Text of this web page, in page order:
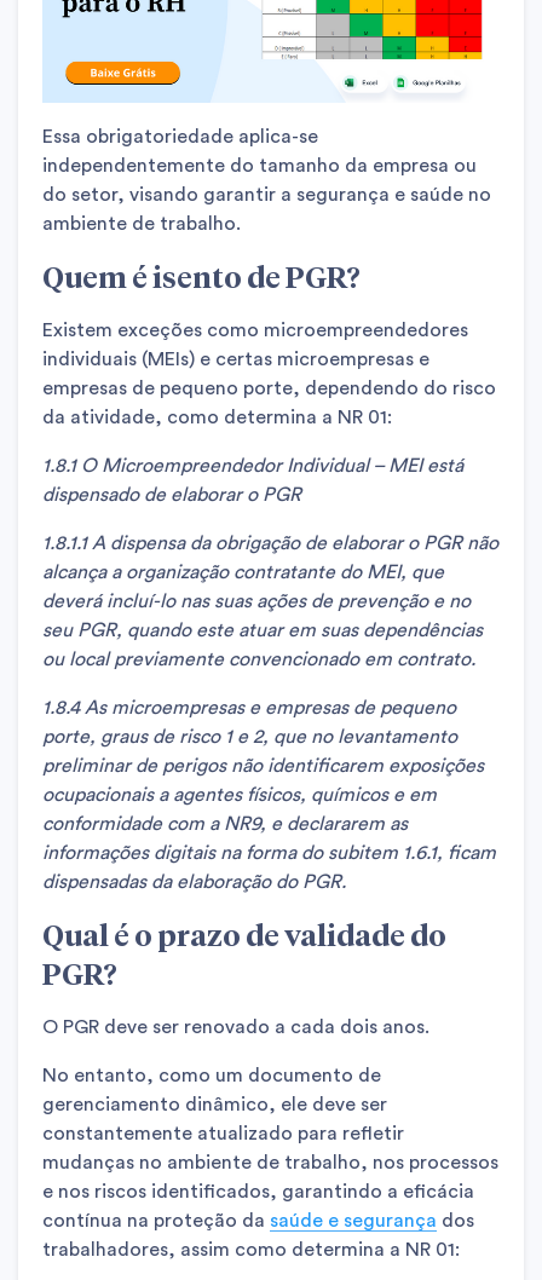
Essa obrigatoriedade aplica-se
independentemente do tamanho da empresa ou
do setor, visando garantir a segurança e saúde no
ambiente de trabalho.
Quem é isento de PGR?
Existem exceções como microempreendedores
individuais (MEIs) e certas microempresas e
empresas de pequeno porte, dependendo do risco
da atividade, como determina a NR 01:
1.8.1 O Microempreendedor Individual – MEI está
dispensado de elaborar o PGR
1.8.1.1 A dispensa da obrigação de elaborar o PGR não
alcança a organização contratante do MEI, que
deverá incluí-lo nas suas ações de prevenção e no
seu PGR, quando este atuar em suas dependências
ou local previamente convencionado em contrato.
1.8.4 As microempresas e empresas de pequeno
porte, graus de risco 1 e 2, que no levantamento
preliminar de perigos não identificarem exposições
ocupacionais a agentes físicos, químicos e em
conformidade com a NR9, e declararem as
informações digitais na forma do subitem 1.6.1, ficam
dispensadas da elaboração do PGR.
Qual é o prazo de validade do
PGR?
O PGR deve ser renovado a cada dois anos.
No entanto, como um documento de
gerenciamento dinâmico, ele deve ser
constantemente atualizado para refletir
mudanças no ambiente de trabalho, nos processos
e nos riscos identificados, garantindo a eficácia
contínua na proteção da saúde e segurança dos
trabalhadores, assim como determina a NR 01: